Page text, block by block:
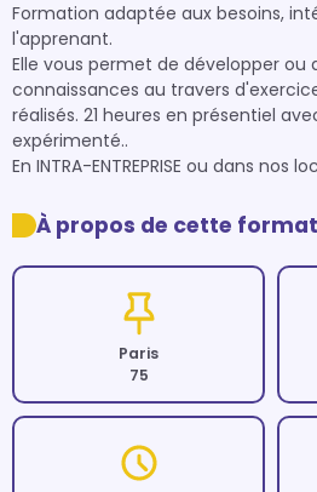
Formation adaptée aux besoins,
l'apprenant.
Elle vous permet de développer ou
connaissances au travers
réalisés. 21 heures en présentiel
expérimenté..
En INTRA-ENTREPRISE ou dans nos
À propos de cette
Paris
75